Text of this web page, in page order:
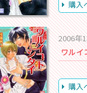
購入
2006年
ワルイ
購入